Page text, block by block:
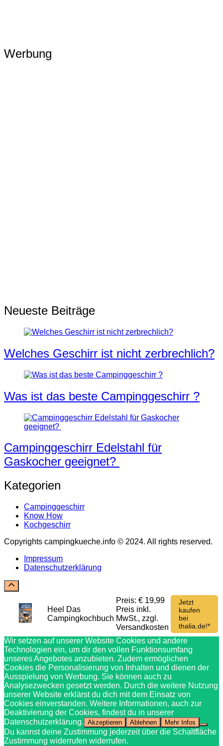
Werbung
Neueste Beiträge
Welches Geschirr ist nicht zerbrechlich?
Was ist das beste Campinggeschirr ?
Campinggeschirr Edelstahl für
Gaskocher geeignet?
Kategorien
Campinggeschirr
Know How
Kochgeschirr
Copyrights campingkueche.info © 2024. All rights reserved.
Impressum
Datenschutzerklärung
Heel Das
Campingkochbuch
Preis: € 19,99
Preis inkl.
MwSt., zzgl.
Versandkosten
Jetzt
kaufen
bei
thalia.de!*
Wir setzen auf unserer Website Cookies und andere
Technologien ein, um dir den vollen Funktionsumfang
unseres Angebotes anzubieten. Zudem ermöglichen
Cookies die Personalisierung von Inhalten und dienen der
Ausspielung von Werbung. Sie können auch zu
Analysezwecken gesetzt werden. Durch die weitere Nutzung
unserer Website erklärst du dich mit dem Einsatz von
Cookies einverstanden. Weitere Informationen, auch zur
Deaktivierung der Cookies, findest du in unserer
Datenschutzerklärung. Akzeptieren Ablehnen Mehr Infos
Du kannst deine Zustimmung jederzeit über die Schaltfläche
Zustimmung widerrufen widerrufen.